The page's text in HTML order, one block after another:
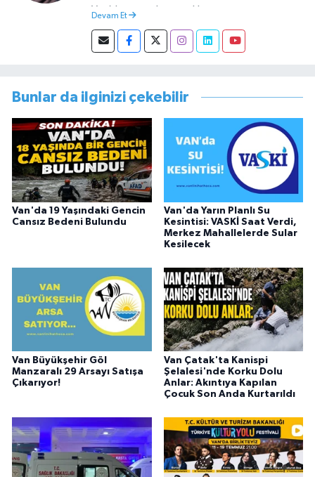
Van’da tamamlamıştır. Hacettepe mezunu
başlamıştır. Asteğmen olarak yaptığı vatani
görevi dönüşü Van Sosyal Hizmetler İl
görevini yürütürken istifa edip sosyal medyayı
tercih etmiştir.
Devam Et
Bunlar da ilginizi çekebilir
Van'da 19 Yaşındaki Gencin
Cansız Bedeni Bulundu
Van'da Yarın Planlı Su
Kesintisi: VASKİ Saat Verdi,
Merkez Mahallelerde Sular
Kesilecek
Van Büyükşehir Göl
Manzaralı 29 Arsayı Satışa
Çıkarıyor!
Van Çatak'ta Kanispi
Şelalesi'nde Korku Dolu
Anlar: Akıntıya Kapılan
Çocuk Son Anda Kurtarıldı